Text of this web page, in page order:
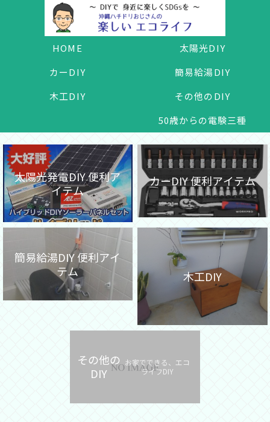
HOME
太陽光DIY
カーDIY
簡易給湯DIY
木工DIY
その他のDIY
50歳からの電験三種
太陽光発電DIY 便利ア
イテム
カーDIY 便利アイテム
簡易給湯DIY 便利アイ
テム
木工DIY
その他の
DIY
お家でできる、エコ
ライフDIY